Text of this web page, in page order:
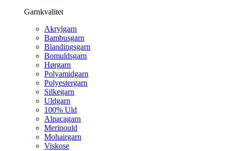
Garnkvalitet
Akrylgarn
Bambusgarn
Blandingsgarn
Bomuldsgarn
Hørgarn
Polyamidgarn
Polyestergarn
Silkegarn
Uldgarn
100% Uld
Alpacagarn
Merinould
Mohairgarn
Viskose